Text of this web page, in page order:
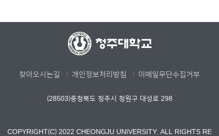
찾아오시는길 개인정보처리방침 이메일무단수집거부
(28503)충청북도 청주시 청원구 대성로 298
COPYRIGHT(C) 2022 CHEONGJU UNIVERSITY. ALL RIGHTS RE